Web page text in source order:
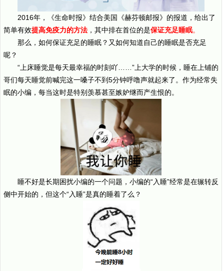
2016年，《生命时报》结合美国《赫芬顿邮报》的报道，给出了
简单有效提高免疫力的方法 ，其中排在首位的是保证充足睡眠。
那么，如何保证充足的睡眠？又如何知道自己的睡眠是否充足
呢？
“上床睡觉是每天最幸福的时刻吖……”上大学的时候，睡在上铺的
哥们每天睡觉前喊完这一嗓子不到5分钟呼噜声就起来了。作为经常失
眠的小编，每当这时是特别羡慕甚至嫉妒继而产生恨的。
睡不好是长期困扰小编的一个问题，小编的“入睡”经常是在辗转反
侧中开始的，但这个“入睡”是真的睡着了么？